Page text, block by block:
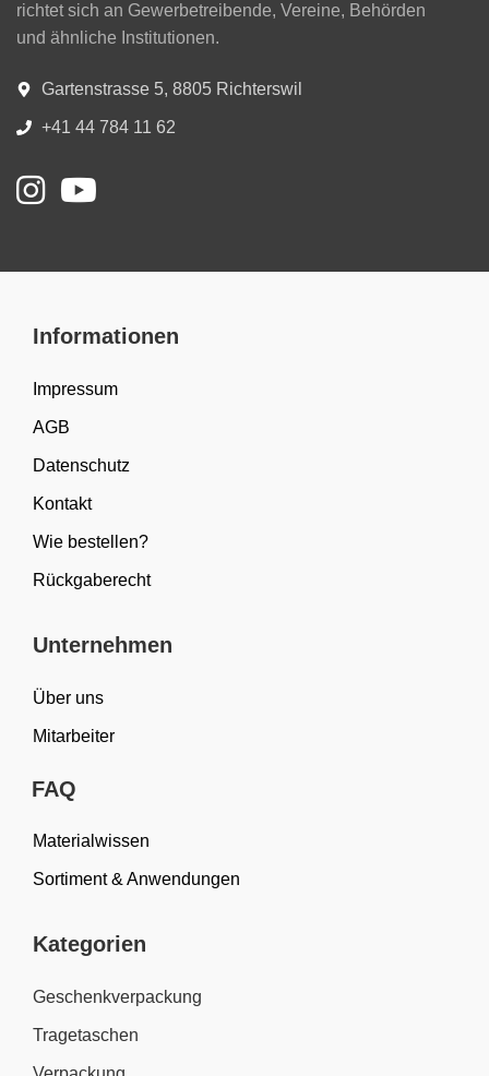
richtet sich an Gewerbetreibende, Vereine, Behörden
und ähnliche Institutionen.
Gartenstrasse 5, 8805 Richterswil
+41 44 784 11 62
Informationen
Impressum
AGB
Datenschutz
Kontakt
Wie bestellen?
Rückgaberecht
Unternehmen
Über uns
Mitarbeiter
FAQ
Materialwissen
Sortiment & Anwendungen
Kategorien
Geschenkverpackung
Tragetaschen